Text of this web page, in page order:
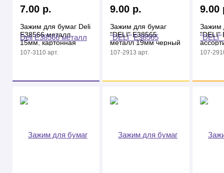
7.00 р.
Зажим для бумаг Deli
E38566 металл
15мм, картонная
коробка, черный
107-3110 арт.
9.00 р.
Зажим для бумаг
"DELI" E38565
металл 19мм черный
карт. кор.
107-2913 арт.
9.00
Зажим
"DELI"
107-